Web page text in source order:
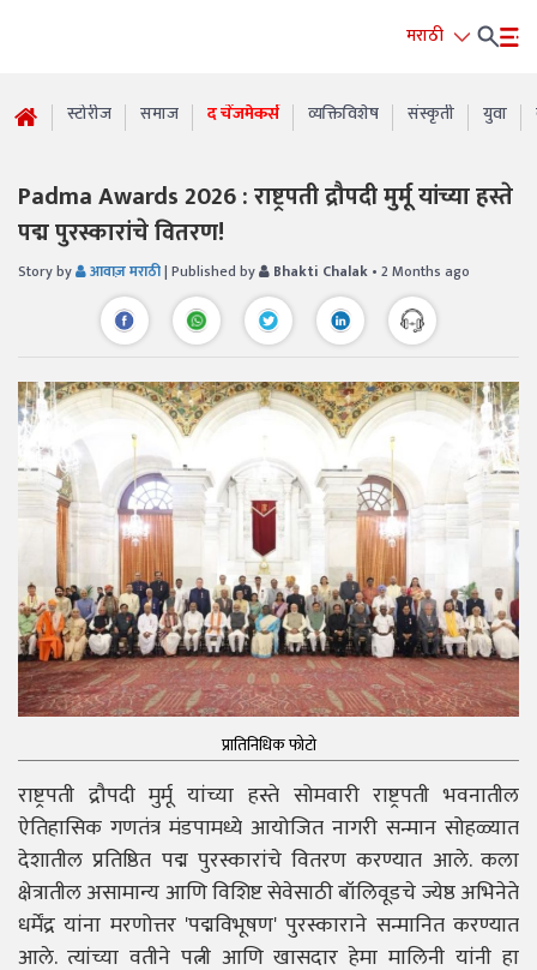
मराठी
स्टोरीज समाज द चेंजमेकर्स व्यक्तिविशेष संस्कृती युवा
Padma Awards 2026 : राष्ट्रपती द्रौपदी मुर्मू यांच्या हस्ते
पद्म पुरस्कारांचे वितरण!
Story by आवाज़ मराठी| Published by Bhakti Chalak • 2 Months ago
प्रातिनिधिक फोटो
राष्ट्रपती द्रौपदी मुर्मू यांच्या हस्ते सोमवारी राष्ट्रपती भवनातील
ऐतिहासिक गणतंत्र मंडपामध्ये आयोजित नागरी सन्मान सोहळ्यात
देशातील प्रतिष्ठित पद्म पुरस्कारांचे वितरण करण्यात आले. कला
क्षेत्रातील असामान्य आणि विशिष्ट सेवेसाठी बॉलिवूडचे ज्येष्ठ अभिनेते
धर्मेंद्र यांना मरणोत्तर 'पद्मविभूषण' पुरस्काराने सन्मानित करण्यात
आले. त्यांच्या वतीने पत्नी आणि खासदार हेमा मालिनी यांनी हा